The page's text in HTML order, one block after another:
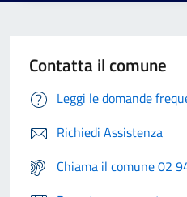
Contatta il comune
Leggi le domande
Richiedi Assistenza
Chiama il comune 02